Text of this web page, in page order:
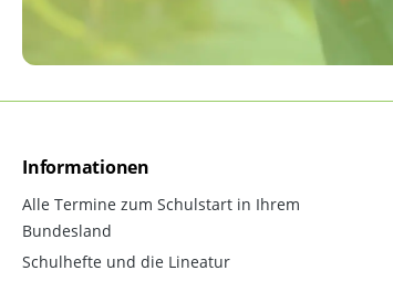
Informationen
Alle Termine zum Schulstart in Ihrem
Bundesland
Schulhefte und die Lineatur